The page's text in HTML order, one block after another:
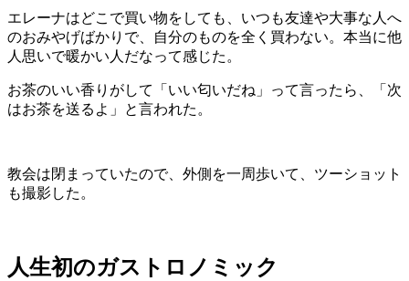
エレーナはどこで買い物をしても、いつも友達や大事な人へ
のおみやげばかりで、自分のものを全く買わない。本当に他
人思いで暖かい人だなって感じた。
お茶のいい香りがして「いい匂いだね」って言ったら、「次
はお茶を送るよ」と言われた。
教会は閉まっていたので、外側を一周歩いて、ツーショット
も撮影した。
人生初のガストロノミック